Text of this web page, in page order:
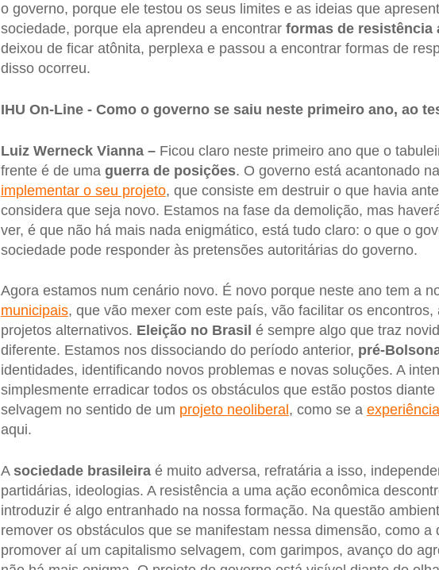
o governo, porque ele testou os seus limites e as ideias que
sociedade, porque ela aprendeu a encontrar formas de resistência
deixou de ficar atônita, perplexa e passou a encontrar formas de
disso ocorreu.
IHU On-Line - Como o governo se saiu neste primeiro ano, ao
Luiz Werneck Vianna –Ficou claro neste primeiro ano que o
frente é de uma guerra de posições. O governo está acantonado
implementar o seu projeto, que consiste em destruir o que havia
considera que seja novo. Estamos na fase da demolição, mas
ver, é que não há mais nada enigmático, está tudo claro: o que o
sociedade pode responder às pretensões autoritárias do governo.
Agora estamos num cenário novo. É novo porque neste ano tem a
municipais, que vão mexer com este país, vão facilitar os
projetos alternativos. Eleição no Brasil é sempre algo que traz
diferente. Estamos nos dissociando do período anterior, pré-
identidades, identificando novos problemas e novas soluções. A
simplesmente erradicar todos os obstáculos que estão postos
selvagem no sentido de um projeto neoliberal , como se a
aqui.
A sociedade brasileiraé muito adversa, refratária a isso,
partidárias, ideologias. A resistência a uma ação econômica
introduzir é algo entranhado na nossa formação. Na questão
remover os obstáculos que se manifestam nessa dimensão, como a
promover aí um capitalismo selvagem, com garimpos, avanço do